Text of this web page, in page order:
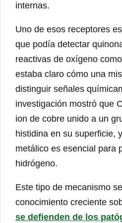
internas.
Uno de esos receptores
que podía detectar
reactivas de oxígeno
estaba claro cómo una
distinguir señales
investigación mostró que
ion de cobre unido a un
histidina en su superficie,
metálico es esencial para
hidrógeno.
Este tipo de mecanismo
conocimiento creciente
se defienden de los